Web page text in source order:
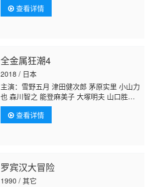
查看详情
全金属狂潮4
2018 / 日本
主演：雪野五月 津田健次郎 茅原实里 小山力
也 森川智之 能登麻美子 大塚明夫 山口胜
平 绵贯龙之介 小林亲弘 关智一 寺杣昌纪 浪
川大辅 杉田智和 野上尤加奈 三木真一郎 井上
麻里奈 根谷美智子 山路和弘 新井良平 西村知
查看详情
罗宾汉大冒险
1990 / 其它